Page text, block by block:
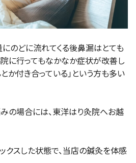
のどに流れてくる後鼻漏はとても
院に行ってもなかなか症状が改善し
か付き合っている」という方も多い
の場合には、東洋はり灸院へお越
クスした状態で、当店の鍼灸を体感